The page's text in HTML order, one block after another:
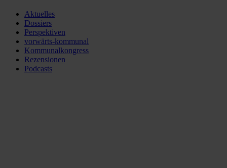
Aktuelles
Dossiers
Perspektiven
vorwärts-kommunal
Kommunalkongress
Rezensionen
Podcasts